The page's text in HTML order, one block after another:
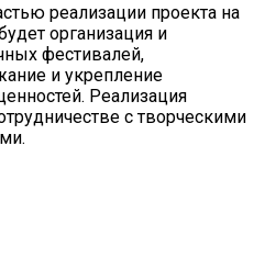
реализации проекта на
организация и
фестивалей,
и укрепление
Реализация
с творческими